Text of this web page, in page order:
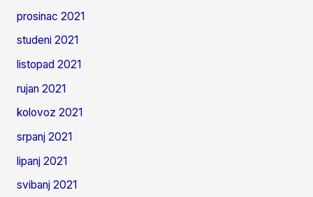
prosinac 2021
studeni 2021
listopad 2021
rujan 2021
kolovoz 2021
srpanj 2021
lipanj 2021
svibanj 2021